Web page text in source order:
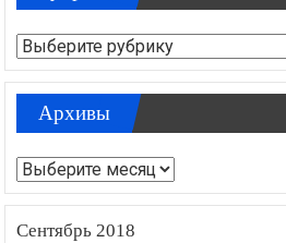
Рубрики
Архивы
Архивы
Сентябрь 2018